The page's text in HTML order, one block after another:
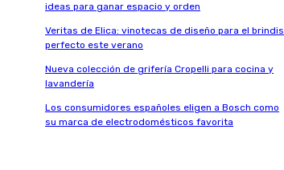
ideas para ganar espacio y orden
Veritas de Elica: vinotecas de diseño para el brindis
perfecto este verano
Nueva colección de grifería Cropelli para cocina y
lavandería
Los consumidores españoles eligen a Bosch como
su marca de electrodomésticos favorita